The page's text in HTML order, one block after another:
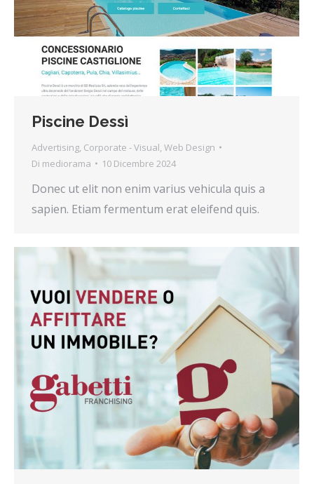
Piscine Dessì
Advertising, Corporate - Visual, Web Design
Di mediorama 10 Dicembre 2024
Donec ut elit non enim varius vehicula quis a
sapien. Etiam fermentum erat eleifend quis.